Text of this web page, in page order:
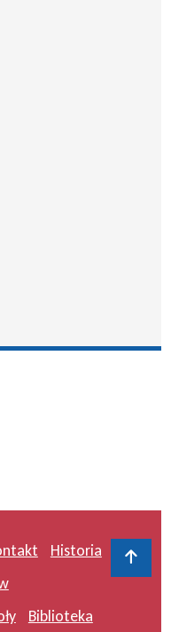
Historia
Biblioteka
Do